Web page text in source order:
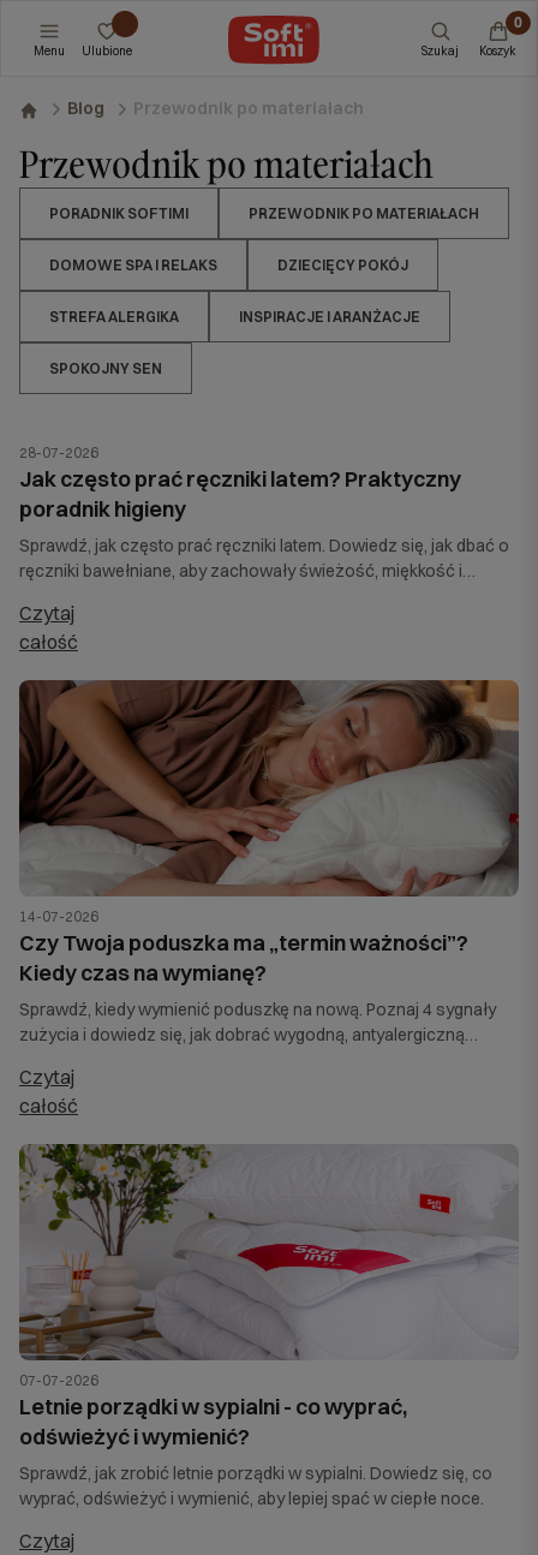
Menu Ulubione Szukaj Koszyk
Blog Przewodnik po materiałach
Przewodnik po materiałach
PORADNIK SOFTIMI PRZEWODNIK PO MATERIAŁACH
DOMOWE SPA I RELAKS DZIECIĘCY POKÓJ
STREFA ALERGIKA INSPIRACJE I ARANŻACJE
SPOKOJNY SEN
28-07-2026
Jak często prać ręczniki latem? Praktyczny
poradnik higieny
Sprawdź, jak często prać ręczniki latem. Dowiedz się, jak dbać o
ręczniki bawełniane, aby zachowały świeżość, miękkość i
czytaj
całość
14-07-2026
Czy Twoja poduszka ma „termin ważności”?
Kiedy czas na wymianę?
Sprawdź, kiedy wymienić poduszkę na nową. Poznaj 4 sygnały
zużycia i dowiedz się, jak dobrać wygodną, antyalergiczną
czytaj
całość
07-07-2026
Letnie porządki w sypialni - co wyprać,
odświeżyć i wymienić?
Sprawdź, jak zrobić letnie porządki w sypialni. Dowiedz się, co
wyprać, odświeżyć i wymienić, aby lepiej spać w ciepłe noce.
czytaj